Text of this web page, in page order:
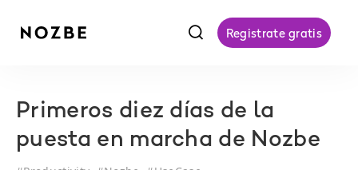
f Registrate gratis
Primeros diez días de la
puesta en marcha de Nozbe